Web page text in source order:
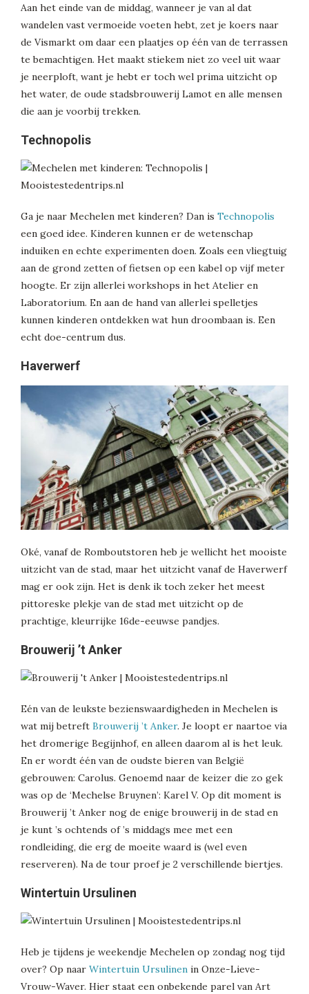
Aan het einde van de middag, wanneer je van al dat
wandelen vast vermoeide voeten hebt, zet je koers naar
de Vismarkt om daar een plaatjes op één van de terrassen
te bemachtigen. Het maakt stiekem niet zo veel uit waar
je neerploft, want je hebt er toch wel prima uitzicht op
het water, de oude stadsbrouwerij Lamot en alle mensen
die aan je voorbij trekken.
Technopolis
Ga je naar Mechelen met kinderen? Dan is Technopolis
een goed idee. Kinderen kunnen er de wetenschap
induiken en echte experimenten doen. Zoals een vliegtuig
aan de grond zetten of fietsen op een kabel op vijf meter
hoogte. Er zijn allerlei workshops in het Atelier en
Laboratorium. En aan de hand van allerlei spelletjes
kunnen kinderen ontdekken wat hun droombaan is. Een
echt doe-centrum dus.
Haverwerf
Oké, vanaf de Romboutstoren heb je wellicht het mooiste
uitzicht van de stad, maar het uitzicht vanaf de Haverwerf
mag er ook zijn. Het is denk ik toch zeker het meest
pittoreske plekje van de stad met uitzicht op de
prachtige, kleurrijke 16de-eeuwse pandjes.
Brouwerij ’t Anker
Eén van de leukste bezienswaardigheden in Mechelen is
wat mij betreft Brouwerij ’t Anker. Je loopt er naartoe via
het dromerige Begijnhof, en alleen daarom al is het leuk.
En er wordt één van de oudste bieren van België
gebrouwen: Carolus. Genoemd naar de keizer die zo gek
was op de ‘Mechelse Bruynen’: Karel V. Op dit moment is
Brouwerij ’t Anker nog de enige brouwerij in de stad en
je kunt ’s ochtends of ’s middags mee met een
rondleiding, die erg de moeite waard is (wel even
reserveren). Na de tour proef je 2 verschillende biertjes.
Wintertuin Ursulinen
Heb je tijdens je weekendje Mechelen op zondag nog tijd
over? Op naar Wintertuin Ursulinen in Onze-Lieve-
Vrouw-Waver. Hier staat een onbekende parel van Art